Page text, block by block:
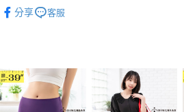
大哥付你分期
1.本服務由台灣大哥大提供，台灣大哥大用戶可
流程，驗證手機門號後，選擇欲分期的期數、繳
完成交易。
3.實際核准額度、可分期數及費用金額請依後續
4.訂單成立30分鐘內，如未前往確認交易或遇審
【關於「AFTEE先享後付」】
AFTEE先享後付是「在收到商品之後才付款」的
便利好安心！
ATM付款
身型限定．加大尺碼 最大尺碼．5L
身型限定．加大尺碼 最大尺碼．4L
分享 客服